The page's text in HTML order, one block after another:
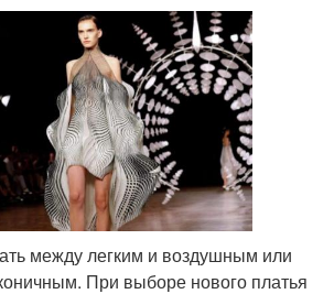
между легким и воздушным или
При выборе нового платья